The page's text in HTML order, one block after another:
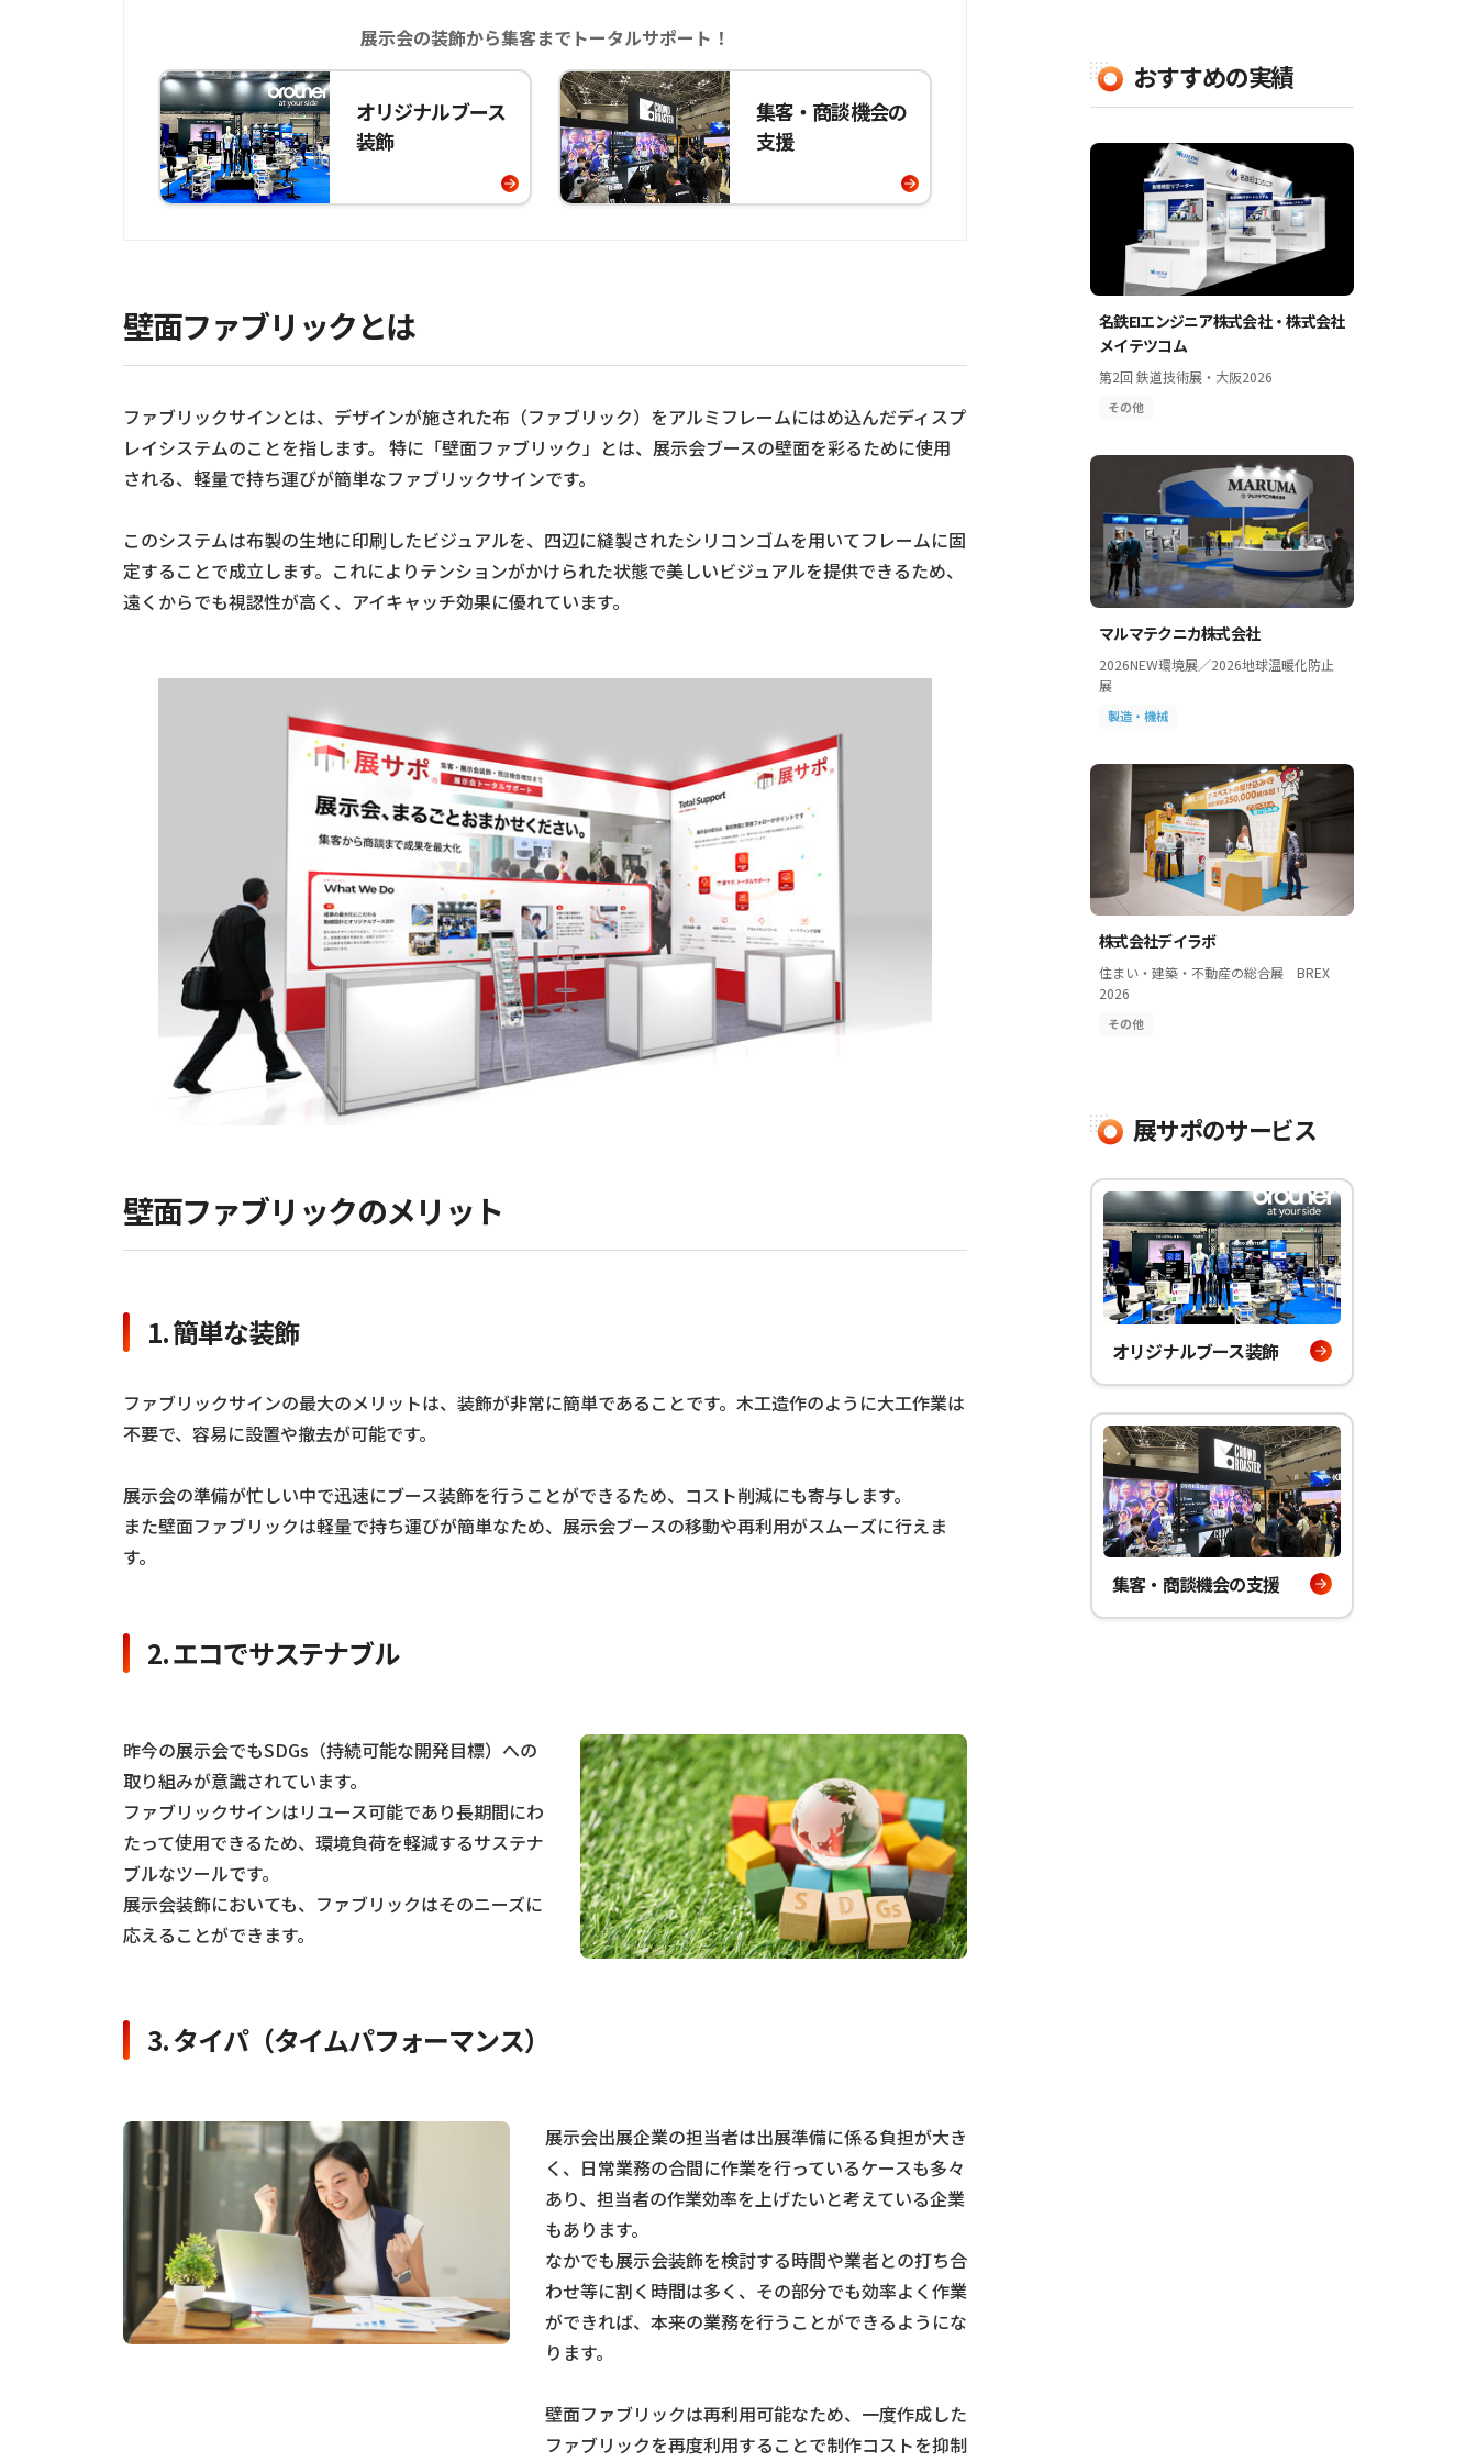
展示会の装飾から集客まで トータルサポート！
オリジナルブース
装飾
集客・商談機会の
支援
壁面ファブリックとは
ファブリックサインとは、デザインが施された布（ファブリック）をアルミフレームにはめ込んだディスプ
レイシステムのことを指します。 特に「壁面ファブリック」とは、展示会ブースの壁面を彩るために使用
される、軽量で持ち運びが簡単なファブリックサインです。
このシステムは布製の生地に印刷したビジュアルを、四辺に縫製されたシリコンゴムを用いてフレームに固
定することで成立します。これによりテンションがかけられた状態で美しいビジュアルを提供できるため、
遠くからでも視認性が高く、アイキャッチ効果に優れています。
壁面ファブリックのメリット
1. 簡単な装飾
ファブリックサインの最大のメリットは、装飾が非常に簡単であることです。木工造作のように大工作業は
不要で、容易に設置や撤去が可能です。
展示会の準備が忙しい中で迅速にブース装飾を行うことができるため、コスト削減にも寄与します。
また壁面ファブリックは軽量で持ち運びが簡単なため、展示会ブースの移動や再利用がスムーズに行えま
す。
2. エコでサステナブル
昨今の展示会でもSDGs（持続可能な開発目標）への
取り組みが意識されています。
ファブリックサインはリユース可能であり長期間にわ
たって使用できるため、環境負荷を軽減するサステナ
ブルなツールです。
展示会装飾においても、ファブリックはそのニーズに
応えることができます。
3. タイパ（タイムパフォーマンス）
展示会出展企業の担当者は出展準備に係る負担が大き
く、日常業務の合間に作業を行っているケースも多々
あり、担当者の作業効率を上げたいと考えている企業
もあります。
なかでも展示会装飾を検討する時間や業者との打ち合
わせ等に割く時間は多く、その部分でも効率よく作業
ができれば、本来の業務を行うことができるようにな
ります。
壁面ファブリックは再利用可能なため、一度作成した
ファブリックを再度利用することで制作コストを抑制
おすすめの実績
名鉄EIエンジニア株式会社・株式会社
メイテツコム
第2回 鉄道技術展・大阪2026
その他
マルマテクニカ株式会社
2026NEW環境展／2026地球温暖化防止
展
製造・機械
株式会社デイラボ
住まい・建築・不動産の総合展 BREX
2026
その他
展サポのサービス
オリジナルブース装飾
集客・商談機会の支援